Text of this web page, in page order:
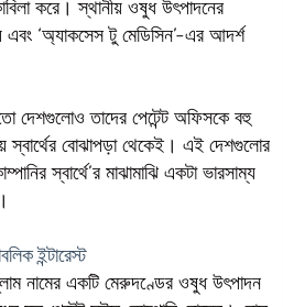
করে। স্থানীয় ওষুধ উৎপাদনের
এবং ‘অ্যাকসেস টু মেডিসিন’-এর আদর্শ
দেশগুলোও তাদের পেটেন্ট অফিসকে বহু
স্বার্থের বোঝাপড়া থেকেই। এই দেশগুলোর
স্বার্থে’র মাঝামাঝি একটা ভারসাম্য
ইন্টারেস্ট
নামের একটি মেরুদণ্ডের ওষুধ উৎপাদন